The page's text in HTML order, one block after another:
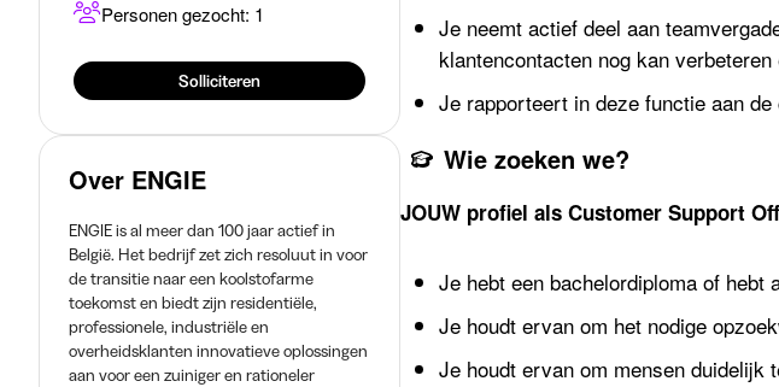
Personen gezocht: 1
Solliciteren
Over ENGIE
ENGIE is al meer dan 100 jaar actief in
België. Het bedrijf zet zich resoluut in voor
de transitie naar een koolstofarme
toekomst en biedt zijn residentiële,
professionele, industriële en
overheidsklanten innovatieve oplossingen
aan voor een zuiniger en rationeler
Je neemt actief deel aan
klantencontacten nog kan
Je rapporteert in deze functie aan
Wie zoeken we?
JOUW profiel als Customer Support
Je hebt een bachelordiploma of hebt
Je houdt ervan om het nodige
Je houdt ervan om mensen duidelijk